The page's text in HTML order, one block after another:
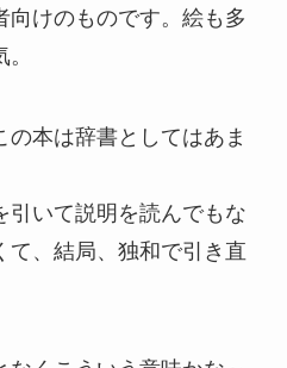
向けのものです。絵も多
の本は辞書としてはあま
引いて説明を読んでもな
て、結局、独和で引き直